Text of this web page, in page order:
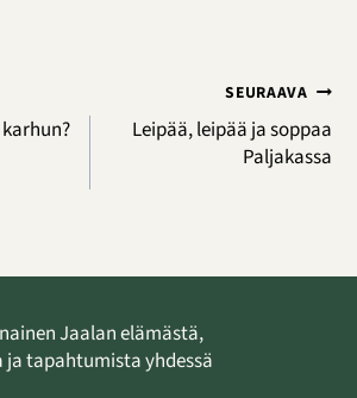
SEURAAVA
Leipää, leipää ja soppaa
Paljakassa
Jaalan elämästä,
ja tapahtumista yhdessä